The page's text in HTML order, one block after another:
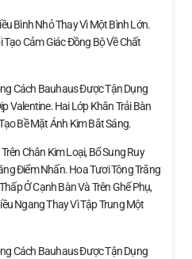
Bình Nhỏ Thay Vì Một Bình Lớn.
Tạo Cảm Giác Đồng Bộ Về Chất
Cách Bauhaus Được Tận Dụng
Valentine. Hai Lớp Khăn Trải Bàn
Bề Mặt Ánh Kim Bắt Sáng.
Chân Kim Loại, Bổ Sung Ruy
Điểm Nhấn. Hoa Tươi Tông Trắng
Ở Cạnh Bàn Và Trên Ghế Phụ,
Ngang Thay Vì Tập Trung Một
Cách Bauhaus Được Tận Dụng